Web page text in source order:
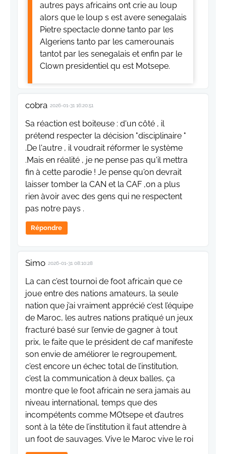
autres pays africains ont crie au loup
alors que le loup s est avere senegalais
Pietre spectacle donne tanto par les
Algeriens tanto par les camerounais
tantot par les senegalais et enfin par le
Clown presidentiel qu est Motsepe.
cobra 2026-01-31 16:20:51
Sa réaction est boiteuse : d'un côté , il
prétend respecter la décision "disciplinaire "
.De l'autre , il voudrait réformer le système
.Mais en réalité , je ne pense pas qu'il mettra
fin à cette parodie ! Je pense qu'on devrait
laisser tomber la CAN et la CAF ,on a plus
rien àvoir avec des gens qui ne respectent
pas notre pays .
Répondre
Simo 2026-01-31 08:10:28
La can c’est tournoi de foot africain que ce
joue entre des nations amateurs, la seule
nation que j’ai vraiment apprécié c’est l’équipe
de Maroc, les autres nations pratiqué un jeux
fracturé basé sur l’envie de gagner à tout
prix, le faite que le président de caf manifeste
son envie de améliorer le regroupement,
c’est encore un échec total de l’institution,
c’est la communication à deux balles, ça
montre que le foot africain ne sera jamais au
niveau international, temps que des
incompétents comme MOtsepe et d’autres
sont à la tête de l’institution il faut attendre à
un foot de sauvages. Vive le Maroc vive le roi